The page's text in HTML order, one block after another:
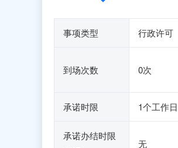
事项类型 行政许可
到场次数 0次
承诺时限 1个工作日
承诺办结时限
无